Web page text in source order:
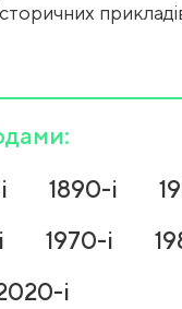
1890-і
1970-і
і